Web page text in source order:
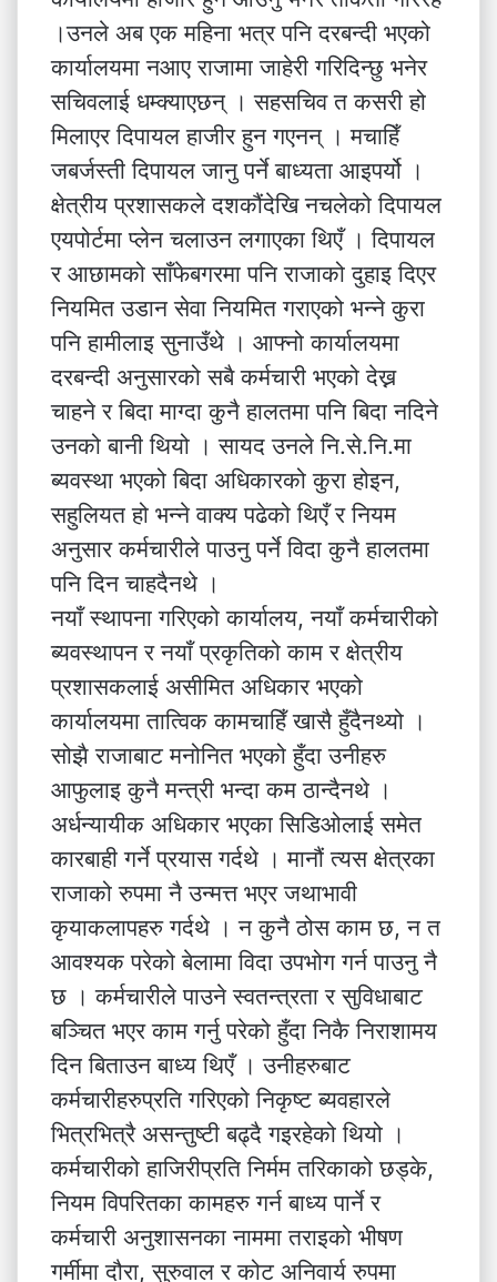
।उनले अब एक महिना भत्र पनि दरबन्दी भएको
कार्यालयमा नआए राजामा जाहेरी गरिदिन्छु भनेर
सचिवलाई धम्क्याएछन् । सहसचिव त कसरी हो
मिलाएर दिपायल हाजीर हुन गएनन् । मचाहिँ
जबर्जस्ती दिपायल जानु पर्ने बाध्यता आइपर्यो ।
क्षेत्रीय प्रशासकले दशकौंदेखि नचलेको दिपायल
एयपोर्टमा प्लेन चलाउन लगाएका थिएँ । दिपायल
र आछामको साँफेबगरमा पनि राजाको दुहाइ दिएर
नियमित उडान सेवा नियमित गराएको भन्ने कुरा
पनि हामीलाइ सुनाउँथे । आफ्नो कार्यालयमा
दरबन्दी अनुसारको सबै कर्मचारी भएको देख्न
चाहने र बिदा माग्दा कुनै हालतमा पनि बिदा नदिने
उनको बानी थियो । सायद उनले नि.से.नि.मा
ब्यवस्था भएको बिदा अधिकारको कुरा होइन,
सहुलियत हो भन्ने वाक्य पढेको थिएँ र नियम
अनुसार कर्मचारीले पाउनु पर्ने विदा कुनै हालतमा
पनि दिन चाहदैनथे ।
नयाँ स्थापना गरिएको कार्यालय, नयाँ कर्मचारीको
ब्यवस्थापन र नयाँ प्रकृतिको काम र क्षेत्रीय
प्रशासकलाई असीमित अधिकार भएको
कार्यालयमा तात्विक कामचाहिँ खासै हुँदैनथ्यो ।
सोझै राजाबाट मनोनित भएको हुँदा उनीहरु
आफुलाइ कुनै मन्त्री भन्दा कम ठान्दैनथे ।
अर्धन्यायीक अधिकार भएका सिडिओलाई समेत
कारबाही गर्ने प्रयास गर्दथे । मानौं त्यस क्षेत्रका
राजाको रुपमा नै उन्मत्त भएर जथाभावी
कृयाकलापहरु गर्दथे । न कुनै ठोस काम छ, न त
आवश्यक परेको बेलामा विदा उपभोग गर्न पाउनु नै
छ । कर्मचारीले पाउने स्वतन्त्रता र सुविधाबाट
बञ्चित भएर काम गर्नु परेको हुँदा निकै निराशामय
दिन बिताउन बाध्य थिएँ । उनीहरुबाट
कर्मचारीहरुप्रति गरिएको निकृष्ट ब्यवहारले
भित्रभित्रै असन्तुष्टी बढ्दै गइरहेको थियो ।
कर्मचारीको हाजिरीप्रति निर्मम तरिकाको छड्के,
नियम विपरितका कामहरु गर्न बाध्य पार्ने र
कर्मचारी अनुशासनका नाममा तराइको भीषण
गर्मीमा दौरा, सुरुवाल र कोट अनिवार्य रुपमा